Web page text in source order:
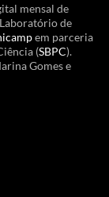
mensal de
de
em parceria
(SBPC).
Gomes e